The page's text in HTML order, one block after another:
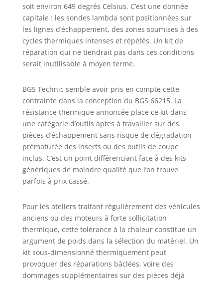
soit environ 649 degrés Celsius. C’est une donnée
capitale : les sondes lambda sont positionnées sur
les lignes d’échappement, des zones soumises à des
cycles thermiques intenses et répétés. Un kit de
réparation qui ne tiendrait pas dans ces conditions
serait inutilisable à moyen terme.
BGS Technic semble avoir pris en compte cette
contrainte dans la conception du BGS 66215. La
résistance thermique annoncée place ce kit dans
une catégorie d’outils aptes à travailler sur des
pièces d’échappement sans risque de dégradation
prématurée des inserts ou des outils de coupe
inclus. C’est un point différenciant face à des kits
génériques de moindre qualité que l’on trouve
parfois à prix cassé.
Pour les ateliers traitant régulièrement des véhicules
anciens ou des moteurs à forte sollicitation
thermique, cette tolérance à la chaleur constitue un
argument de poids dans la sélection du matériel. Un
kit sous-dimensionné thermiquement peut
provoquer des réparations bâclées, voire des
dommages supplémentaires sur des pièces déjà